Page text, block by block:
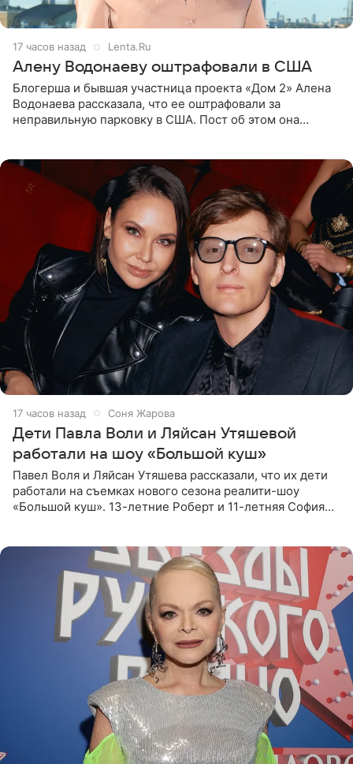
17 часов назад Lenta.Ru
Алену Водонаеву оштрафовали в США
Блогерша и бывшая участница проекта «Дом 2» Алена
Водонаева рассказала, что ее оштрафовали за
неправильную парковку в США. Пост об этом она
17 часов назад Соня Жарова
Дети Павла Воли и Ляйсан Утяшевой
работали на шоу «Большой куш»
Павел Воля и Ляйсан Утяшева рассказали, что их дети
работали на съемках нового сезона реалити-шоу
«Большой куш». 13-летние Роберт и 11-летняя София